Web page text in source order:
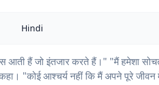
Hindi
आती हैं जो इंतजार करते हैं।" "मैं हमेशा
"कोई आश्चर्य नहीं कि मैं अपने पूरे जीवन